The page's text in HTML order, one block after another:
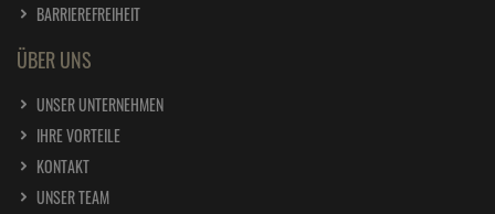
BARRIEREFREIHEIT
ÜBER UNS
UNSER UNTERNEHMEN
IHRE VORTEILE
KONTAKT
UNSER TEAM